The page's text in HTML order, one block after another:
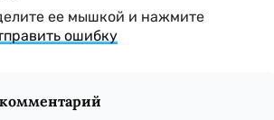
ее мышкой и нажмите
ошибку